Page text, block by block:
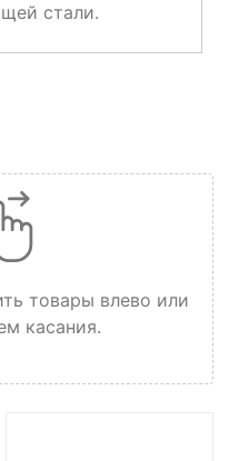
стали.
товары влево или
касания.